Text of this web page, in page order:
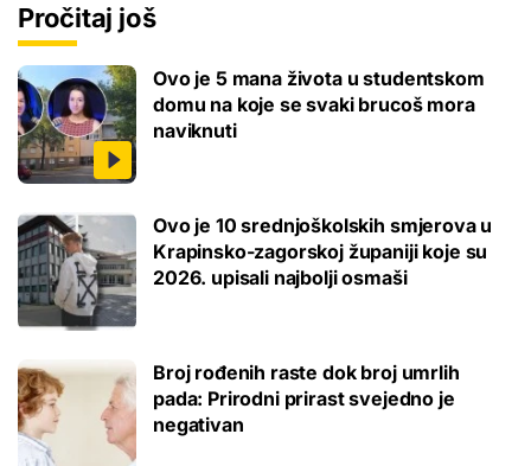
Pročitaj još
Ovo je 5 mana života u studentskom
domu na koje se svaki brucoš mora
naviknuti
Ovo je 10 srednjoškolskih smjerova u
Krapinsko-zagorskoj županiji koje su
2026. upisali najbolji osmaši
Broj rođenih raste dok broj umrlih
pada: Prirodni prirast svejedno je
negativan